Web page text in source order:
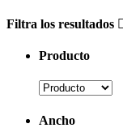
Filtra los resultados
Producto
Ancho